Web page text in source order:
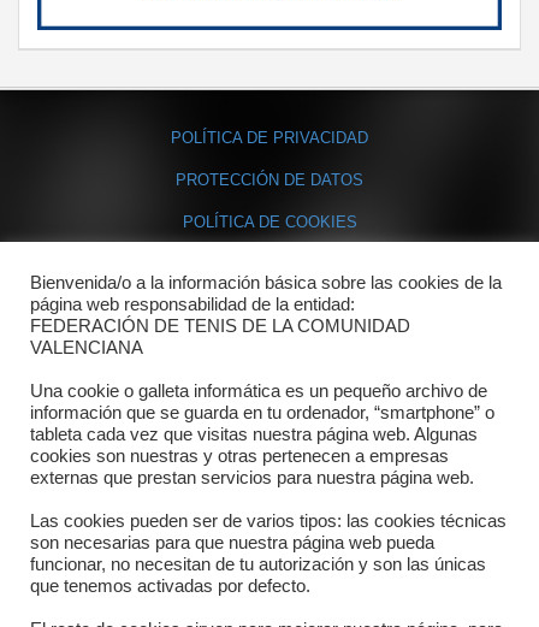
POLÍTICA DE PRIVACIDAD
PROTECCIÓN DE DATOS
POLÍTICA DE COOKIES
Contacto
Dónde estamos
Directorio departamentos
Horario
Formulario de contacto
Bienvenida/o a la información básica sobre las cookies de la
página web responsabilidad de la entidad:
FEDERACIÓN DE TENIS DE LA COMUNIDAD
VALENCIANA
Una cookie o galleta informática es un pequeño archivo de
información que se guarda en tu ordenador, “smartphone” o
tableta cada vez que visitas nuestra página web. Algunas
cookies son nuestras y otras pertenecen a empresas
externas que prestan servicios para nuestra página web.
Las cookies pueden ser de varios tipos: las cookies técnicas
son necesarias para que nuestra página web pueda
funcionar, no necesitan de tu autorización y son las únicas
que tenemos activadas por defecto.